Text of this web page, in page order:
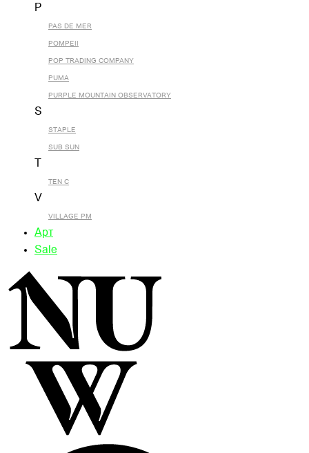
P
PAS DE MER
POMPEII
POP TRADING COMPANY
PUMA
PURPLE MOUNTAIN OBSERVATORY
S
STAPLE
SUB SUN
TEN C
V
VILLAGE PM
Арт
Sale